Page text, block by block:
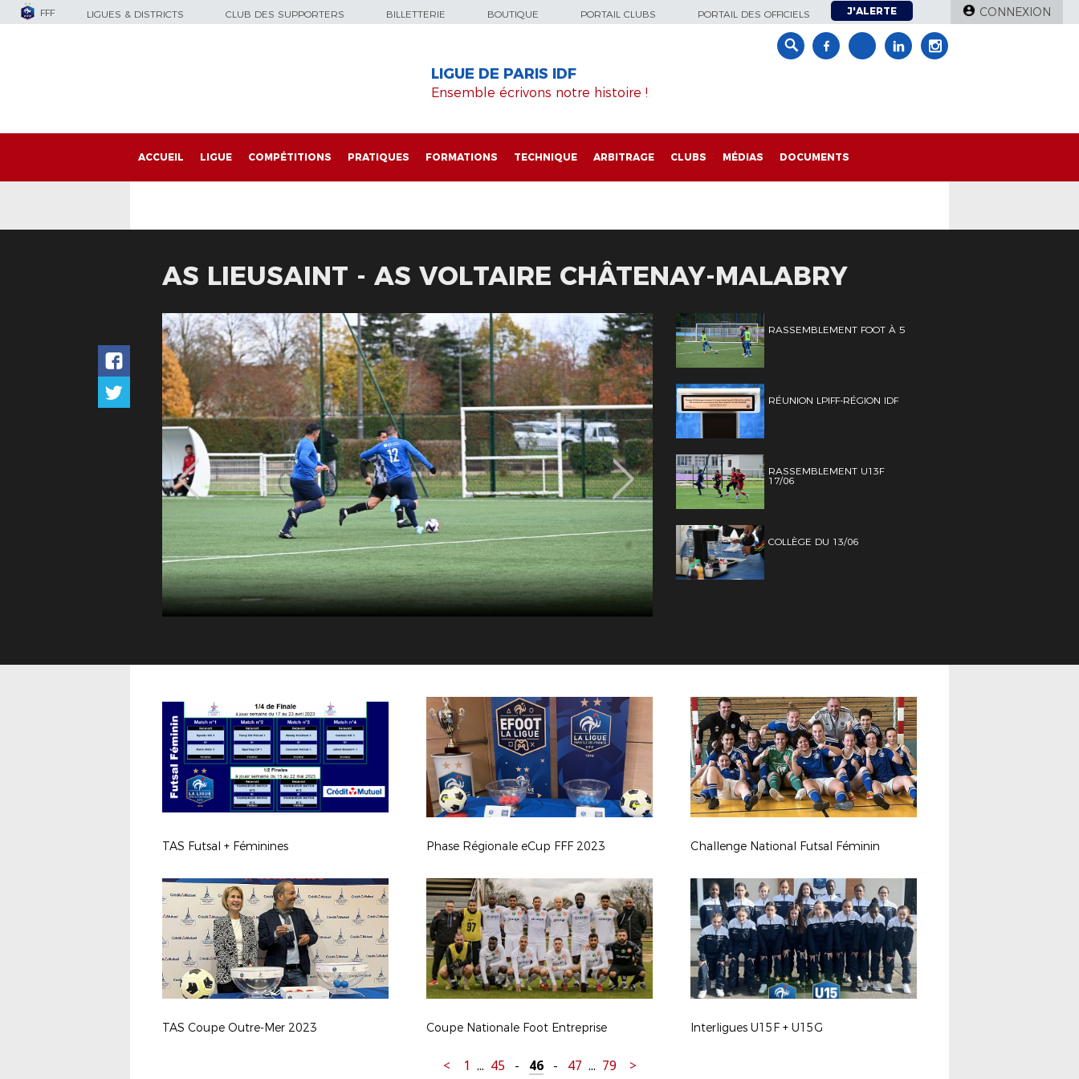
FFF LIGUES & DISTRICTS CLUB DES SUPPORTERS BILLETTERIE BOUTIQUE PORTAIL CLUBS PORTAIL DES OFFICIELS J'ALERTE CONNEXION
LIGUE DE PARIS IDF
Ensemble écrivons notre histoire !
ACCUEIL LIGUE COMPÉTITIONS PRATIQUES FORMATIONS TECHNIQUE ARBITRAGE CLUBS MÉDIAS DOCUMENTS
AS LIEUSAINT - AS VOLTAIRE CHÂTENAY-MALABRY
RASSEMBLEMENT FOOT À 5
RÉUNION LPIFF-RÉGION IDF
RASSEMBLEMENT U13F
17/06
COLLÈGE DU 13/06
TAS Futsal + Féminines Phase Régionale eCup FFF 2023 Challenge National Futsal Féminin
TAS Coupe Outre-Mer 2023 Coupe Nationale Foot Entreprise Interligues U15F + U15G
< 1 ... 45 - 46 - 47 ... 79 >